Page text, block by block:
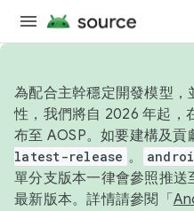
為配合主幹穩定開發模型
性，我們將自 2026 年起，
布至 AOSP。如要建構及貢
latest-release 。
單分支版本一律會參照推
最新版本。詳情請參閱「